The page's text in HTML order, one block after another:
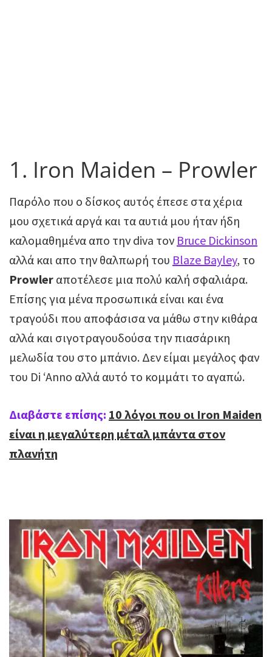
1. Iron Maiden – Prowler
Παρόλο που ο δίσκος αυτός έπεσε στα χέρια
μου σχετικά αργά και τα αυτιά μου ήταν ήδη
καλομαθημένα απο την diva τον Bruce Dickinson
αλλά και απο την θαλπωρή του Blaze Bayley, το
Prowler αποτέλεσε μια πολύ καλή σφαλιάρα.
Επίσης για μένα προσωπικά είναι και ένα
τραγούδι που αποφάσισα να μάθω στην κιθάρα
αλλά και σιγοτραγουδούσα την πιασάρικη
μελωδία του στο μπάνιο. Δεν είμαι μεγάλος φαν
του Di ‘Anno αλλά αυτό το κομμάτι το αγαπώ.
Διαβάστε επίσης: 10 λόγοι που οι Iron Maiden
είναι η μεγαλύτερη μέταλ μπάντα στον
πλανήτη